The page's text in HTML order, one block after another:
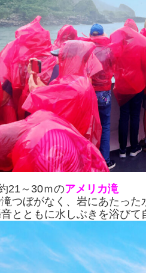
21～30ｍのアメリカ滝
つぼがなく、岩にあたった
とともに水しぶきを浴びて